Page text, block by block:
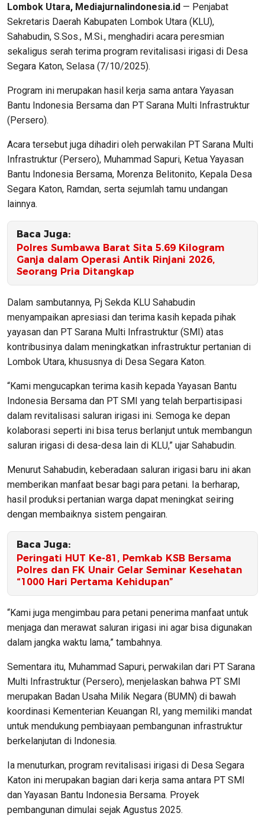
Lombok Utara, Mediajurnalindonesia.id — Penjabat
Sekretaris Daerah Kabupaten Lombok Utara (KLU),
Sahabudin, S.Sos., M.Si., menghadiri acara peresmian
sekaligus serah terima program revitalisasi irigasi di Desa
Segara Katon, Selasa (7/10/2025).
Program ini merupakan hasil kerja sama antara Yayasan
Bantu Indonesia Bersama dan PT Sarana Multi Infrastruktur
(Persero).
Acara tersebut juga dihadiri oleh perwakilan PT Sarana Multi
Infrastruktur (Persero), Muhammad Sapuri, Ketua Yayasan
Bantu Indonesia Bersama, Morenza Belitonito, Kepala Desa
Segara Katon, Ramdan, serta sejumlah tamu undangan
lainnya.
Baca Juga:
Polres Sumbawa Barat Sita 5.69 Kilogram
Ganja dalam Operasi Antik Rinjani 2026,
Seorang Pria Ditangkap
Dalam sambutannya, Pj Sekda KLU Sahabudin
menyampaikan apresiasi dan terima kasih kepada pihak
yayasan dan PT Sarana Multi Infrastruktur (SMI) atas
kontribusinya dalam meningkatkan infrastruktur pertanian di
Lombok Utara, khususnya di Desa Segara Katon.
“Kami mengucapkan terima kasih kepada Yayasan Bantu
Indonesia Bersama dan PT SMI yang telah berpartisipasi
dalam revitalisasi saluran irigasi ini. Semoga ke depan
kolaborasi seperti ini bisa terus berlanjut untuk membangun
saluran irigasi di desa-desa lain di KLU,” ujar Sahabudin.
Menurut Sahabudin, keberadaan saluran irigasi baru ini akan
memberikan manfaat besar bagi para petani. Ia berharap,
hasil produksi pertanian warga dapat meningkat seiring
dengan membaiknya sistem pengairan.
Baca Juga:
Peringati HUT Ke-81, Pemkab KSB Bersama
Polres dan FK Unair Gelar Seminar Kesehatan
“1000 Hari Pertama Kehidupan”
“Kami juga mengimbau para petani penerima manfaat untuk
menjaga dan merawat saluran irigasi ini agar bisa digunakan
dalam jangka waktu lama,” tambahnya.
Sementara itu, Muhammad Sapuri, perwakilan dari PT Sarana
Multi Infrastruktur (Persero), menjelaskan bahwa PT SMI
merupakan Badan Usaha Milik Negara (BUMN) di bawah
koordinasi Kementerian Keuangan RI, yang memiliki mandat
untuk mendukung pembiayaan pembangunan infrastruktur
berkelanjutan di Indonesia.
Ia menuturkan, program revitalisasi irigasi di Desa Segara
Katon ini merupakan bagian dari kerja sama antara PT SMI
dan Yayasan Bantu Indonesia Bersama. Proyek
pembangunan dimulai sejak Agustus 2025.